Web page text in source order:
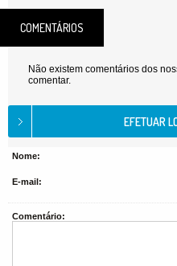
COMENTÁRIOS
Não existem comentários dos
comentar.
Nome:
E-mail:
Comentário: